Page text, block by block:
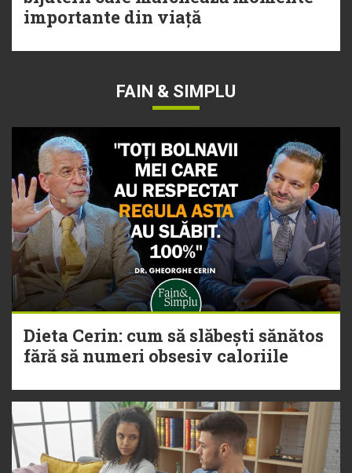
importante din viață
FAIN & SIMPLU
Dieta Cerin: cum să slăbești sănătos
fără să numeri obsesiv caloriile